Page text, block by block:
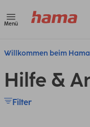
Menü
Willkommen beim
Hilfe &
Filter